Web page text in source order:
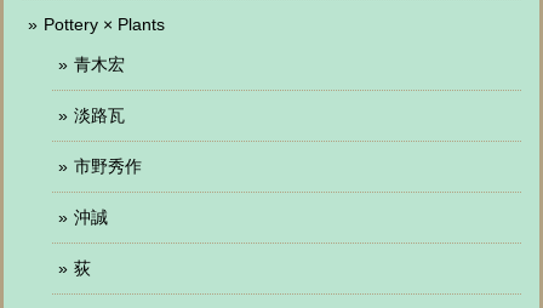
Pottery × Plants
青木宏
淡路瓦
市野秀作
沖誠
荻